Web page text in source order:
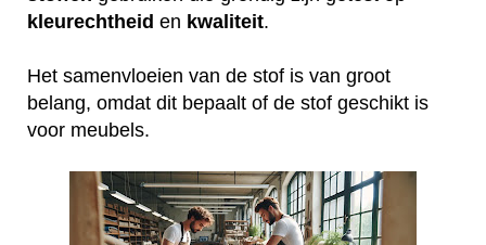
kleurechtheid en kwaliteit.
Het samenvloeien van de stof is van groot
belang, omdat dit bepaalt of de stof geschikt is
voor meubels.